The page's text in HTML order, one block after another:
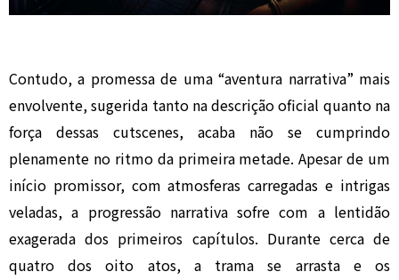
Contudo, a promessa de uma “aventura narrativa” mais
envolvente, sugerida tanto na descrição oficial quanto na
força dessas cutscenes, acaba não se cumprindo
plenamente no ritmo da primeira metade. Apesar de um
início promissor, com atmosferas carregadas e intrigas
veladas, a progressão narrativa sofre com a lentidão
exagerada dos primeiros capítulos. Durante cerca de
quatro dos oito atos, a trama se arrasta e os